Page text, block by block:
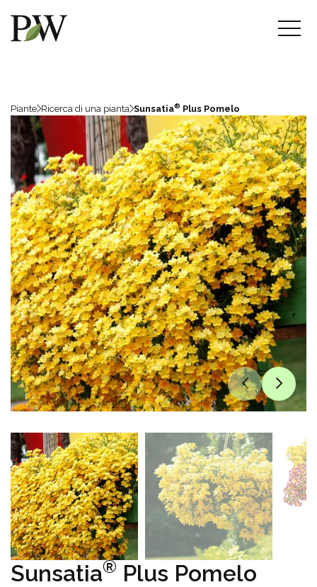
Piante Ricerca di una pianta Sunsatia® Plus Pomelo
Sunsatia® Plus Pomelo